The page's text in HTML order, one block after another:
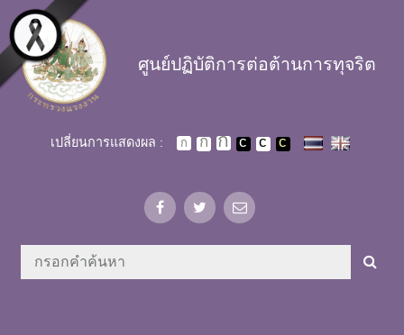
Skip to main content
ศูนย์ปฏิบัติการต่อต้านการทุจริต
เปลี่ยนการแสดงผล :